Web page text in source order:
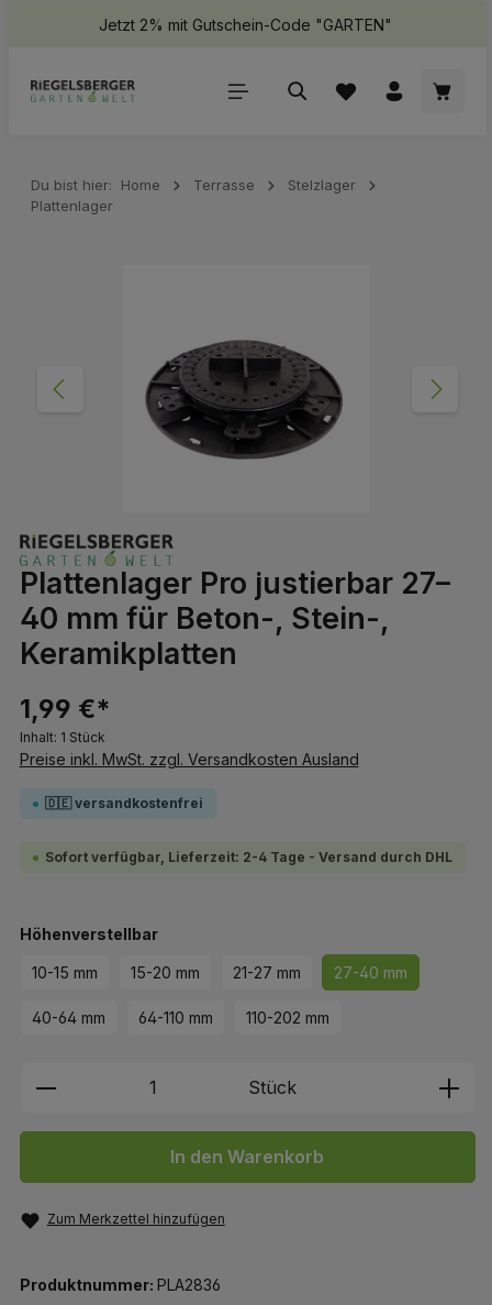
springenJetzt 2% mit Gutschein-Code "GARTEN"
Du bist hier: Home Terrasse
Stelzlager
Plattenlager
Plattenlager Pro justierbar 27–
40 mm für Beton-, Stein-,
Keramikplatten
1,99 €*
Inhalt: 1 Stück
Preise inkl. MwSt. zzgl. Versandkosten Ausland
🇩🇪 versandkostenfrei
Sofort verfügbar, Lieferzeit: 2-4 Tage - Versand durch DHL
Höhenverstellbarauswählen
10-15 mm 15-20 mm 21-27 mm 27-40 mm
40-64 mm 64-110 mm 110-202 mm
Produkt Anzahl: Gib den
Stück
In den Warenkorb
Zum Merkzettel hinzufügen
Produktnummer: PLA2836